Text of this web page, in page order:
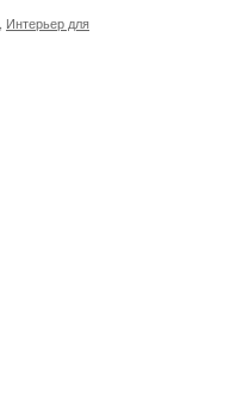
Интерьер для